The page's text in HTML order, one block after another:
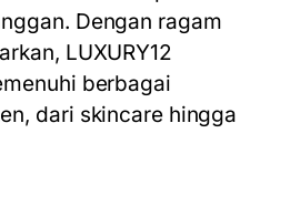
Dengan ragam
LUXURY12
berbagai
dari skincare hingga